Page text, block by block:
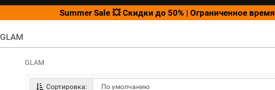
Summer Sale 💥 Скидки до 50% | Ограниченное время
GLAM
GLAM
Сортировка: